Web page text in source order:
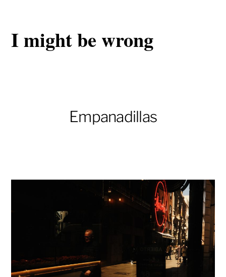
I might be wrong
Empanadillas